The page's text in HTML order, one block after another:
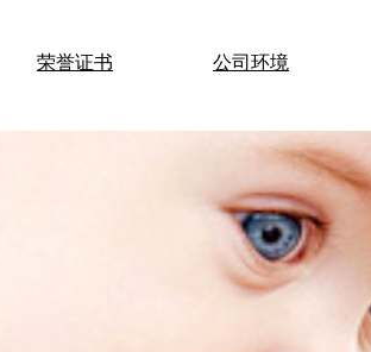
荣誉证书 公司环境